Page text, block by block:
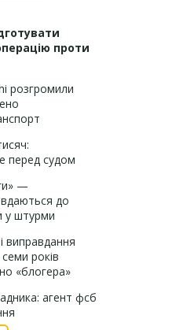
проти
розгромили
перед судом
—
вдаються до
у штурми
виправдання
років
«блогера»
агент фсб